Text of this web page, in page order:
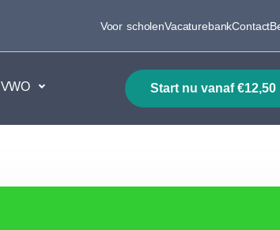
Voor scholenVacaturebankContact
VWO start nu vanaf €12,50